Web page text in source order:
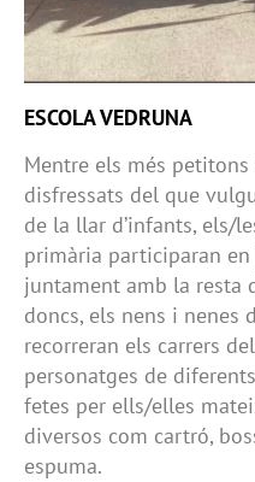
ESCOLA VEDRUNA
Mentre els més petitons
disfressats del que
de la llar d’infants, els/
primària participaran en
juntament amb la resta
doncs, els nens i nenes
recorreran els carrers
personatges de
fetes per ells/elles
diversos com cartró,
espuma.